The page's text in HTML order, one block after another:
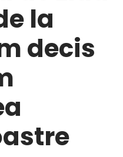
la
decis